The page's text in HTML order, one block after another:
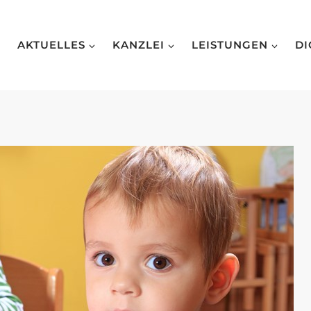
AKTUELLES KANZLEI LEISTUNGEN